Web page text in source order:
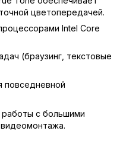
цветопередачей.
Intel Core
(браузинг, текстовые
повседневной
с большими